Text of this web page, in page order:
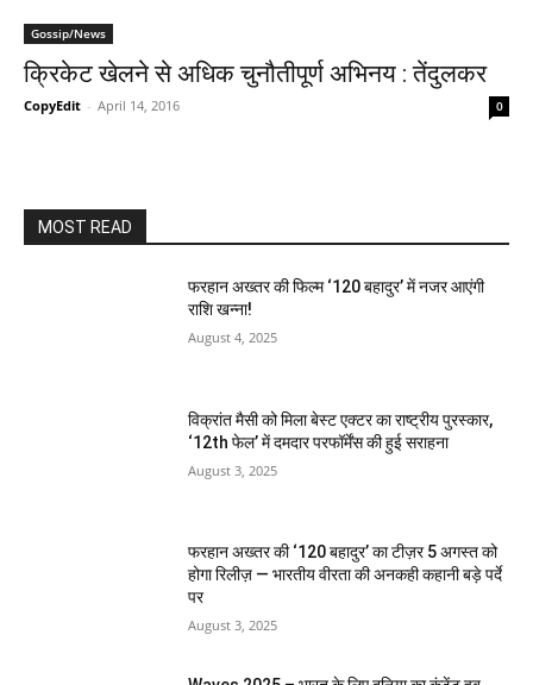
Gossip/News
क्रिकेट खेलने से अधिक चुनौतीपूर्ण अभिनय : तेंदुलकर
CopyEdit - April 14, 2016 0
MOST READ
फरहान अख्तर की फिल्म ‘120 बहादुर’ में नजर आएंगी
राशि खन्ना!
August 4, 2025
विक्रांत मैसी को मिला बेस्ट एक्टर का राष्ट्रीय पुरस्कार,
‘12th फेल’ में दमदार परफॉर्मेंस की हुई सराहना
August 3, 2025
फरहान अख्तर की ‘120 बहादुर’ का टीज़र 5 अगस्त को
होगा रिलीज़ — भारतीय वीरता की अनकही कहानी बड़े पर्दे
पर
August 3, 2025